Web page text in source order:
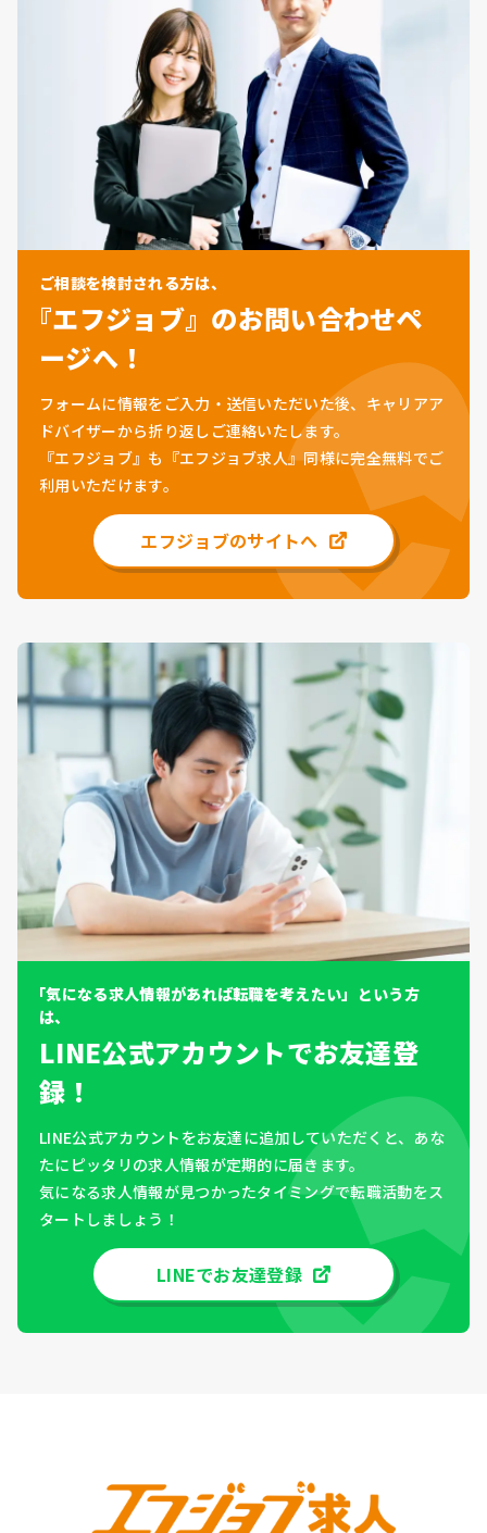
ご相談を検討される方は、
『エフジョブ』のお問い合わせペ
ージへ！
フォームに情報をご入力・送信いただいた後、キャリアア
ドバイザーから折り返しご連絡いたします。
『エフジョブ』も『エフジョブ求人』同様に完全無料でご
利用いただけます。
エフジョブのサイトへ
「気になる求人情報があれば転職を考えたい」という方
は、
LINE公式アカウントでお友達登
録！
LINE公式アカウントをお友達に追加していただくと、あな
たにピッタリの求人情報が定期的に届きます。
気になる求人情報が見つかったタイミングで転職活動をス
タートしましょう！
LINEでお友達登録